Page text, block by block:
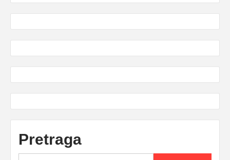
Pretraga